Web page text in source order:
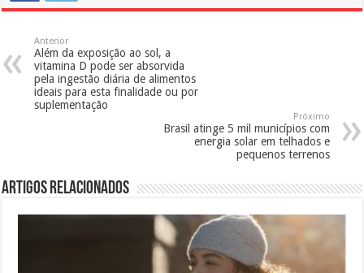
Anterior
Além da exposição ao sol, a
vitamina D pode ser absorvida
pela ingestão diária de alimentos
ideais para esta finalidade ou por
suplementação
Próximo
Brasil atinge 5 mil municípios com
energia solar em telhados e
pequenos terrenos
Artigos Relacionados